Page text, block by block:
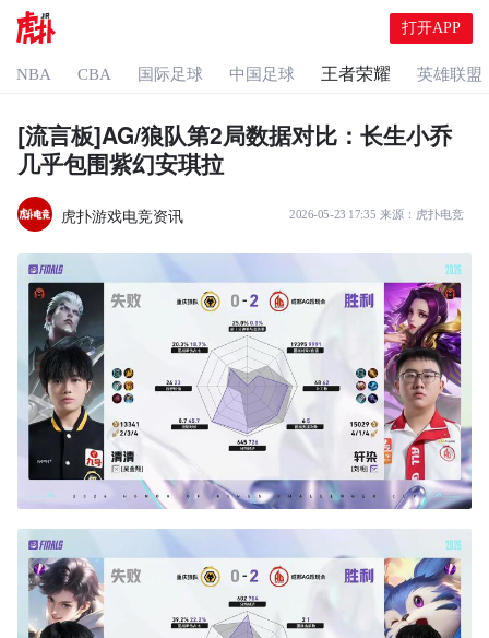
打开APP
NBA CBA 国际足球 中国足球 王者荣耀 英雄联盟
[流言板]AG/狼队第2局数据对比：长生小乔
几乎包围紫幻安琪拉
虎扑游戏电竞资讯 2026-05-23 17:35 来源： 虎扑电竞